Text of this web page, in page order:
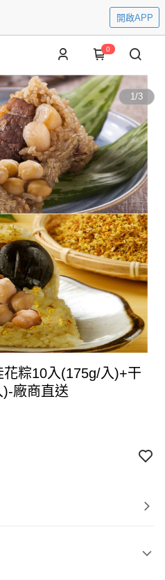
開啟APP
0
1/3
花粽10入(175g/入)+干
)-廠商直送